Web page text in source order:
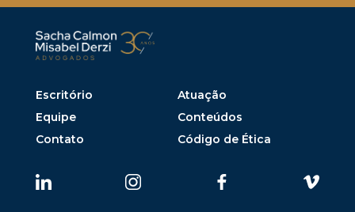
Escritório
Atuação
Equipe
Conteúdos
Contato
Código de Ética